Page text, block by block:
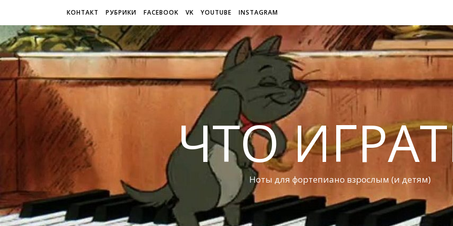
КОНТАКТ РУБРИКИ FACEBOOK VK YOUTUBE INSTAGRAM
ЧТО
Ноты для фортепиано взрослым (и детям)